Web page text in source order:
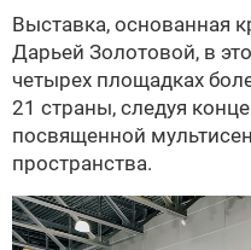
Выставка, основанная
Дарьей Золотовой, в
четырех площадках
21 страны, следуя
посвященной
пространства.